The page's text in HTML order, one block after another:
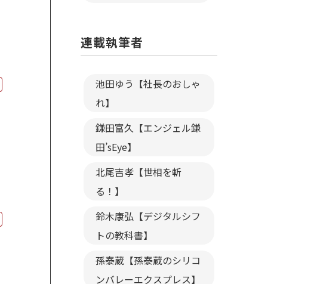
連載執筆者
池田ゆう【社長のおしゃ
れ】
鎌田富久【エンジェル鎌
田’sEye】
北尾吉孝【世相を斬
る！】
鈴木康弘【デジタルシフ
トの教科書】
孫泰蔵【孫泰蔵のシリコ
ンバレーエクスプレス】